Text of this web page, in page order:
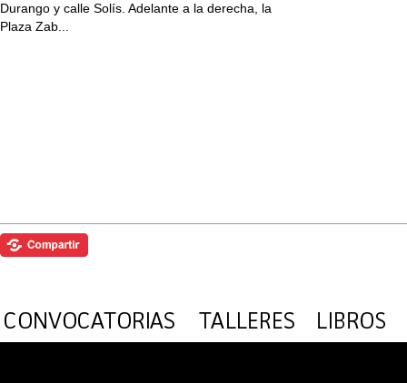
Durango y calle Solís. Adelante a la derecha, la
Plaza Zab...